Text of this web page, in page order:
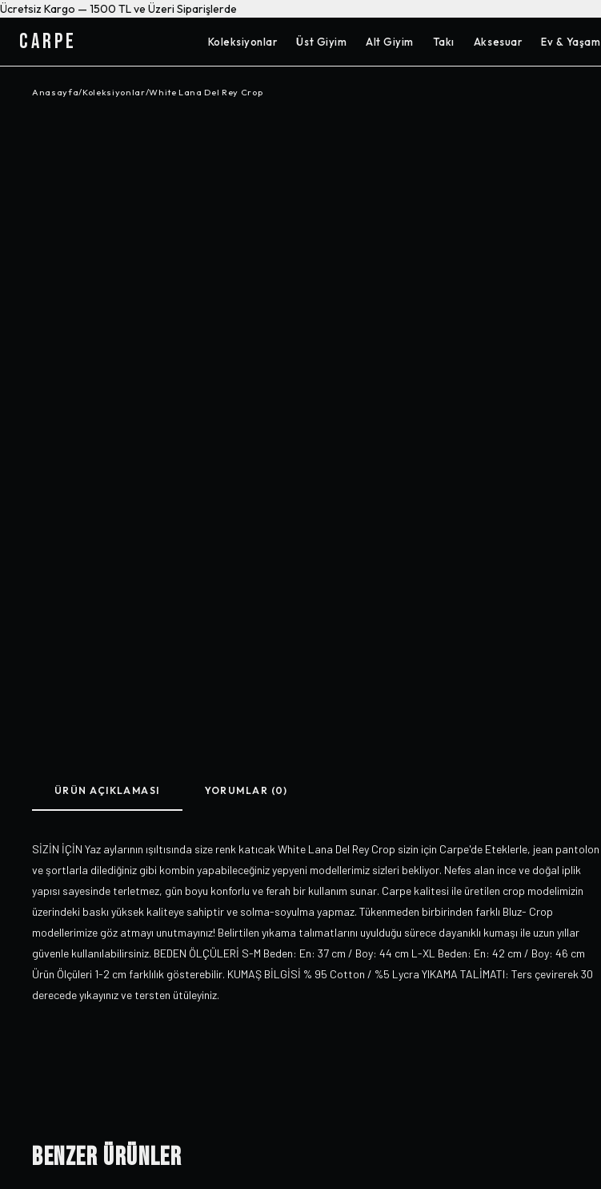
Ücretsiz Kargo — 1500 TL ve Üzeri Siparişlerde
CARPE Koleksiyonlar Üst Giyim Alt Giyim Takı Aksesuar Ev & Yaşam
Anasayfa/Koleksiyonlar/White Lana Del Rey Crop
ÜRÜN AÇIKLAMASI YORUMLAR (0)
SİZİN İÇİN Yaz aylarının ışıltısında size renk katıcak White Lana Del Rey Crop sizin için Carpe'de Eteklerle, jean pantolon
ve şortlarla dilediğiniz gibi kombin yapabileceğiniz yepyeni modellerimiz sizleri bekliyor. Nefes alan ince ve doğal iplik
yapısı sayesinde terletmez, gün boyu konforlu ve ferah bir kullanım sunar. Carpe kalitesi ile üretilen crop modelimizin
üzerindeki baskı yüksek kaliteye sahiptir ve solma-soyulma yapmaz. Tükenmeden birbirinden farklı Bluz- Crop
modellerimize göz atmayı unutmayınız! Belirtilen yıkama talımatlarını uyulduğu sürece dayanıklı kumaşı ile uzun yıllar
güvenle kullanılabilirsiniz. BEDEN ÖLÇÜLERİ S-M Beden: En: 37 cm / Boy: 44 cm L-XL Beden: En: 42 cm / Boy: 46 cm
Ürün Ölçüleri 1-2 cm farklılık gösterebilir. KUMAŞ BİLGİSİ % 95 Cotton / %5 Lycra YIKAMA TALİMATI: Ters çevirerek 30
derecede yıkayınız ve tersten ütüleyiniz.
Benzer Ürünler